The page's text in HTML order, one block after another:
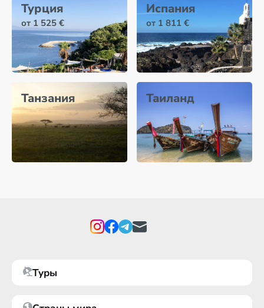
Турция
от 1 525 €
Испания
от 1 811 €
Танзания Таиланд
Туры